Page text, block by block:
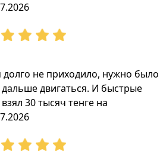
долго не приходило, нужно было
дальше двигаться. И быстрые
30 тысяч тенге на